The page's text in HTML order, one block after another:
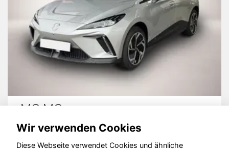
MG MG4
Wir verwenden Cookies
Diese Webseite verwendet Cookies und ähnliche